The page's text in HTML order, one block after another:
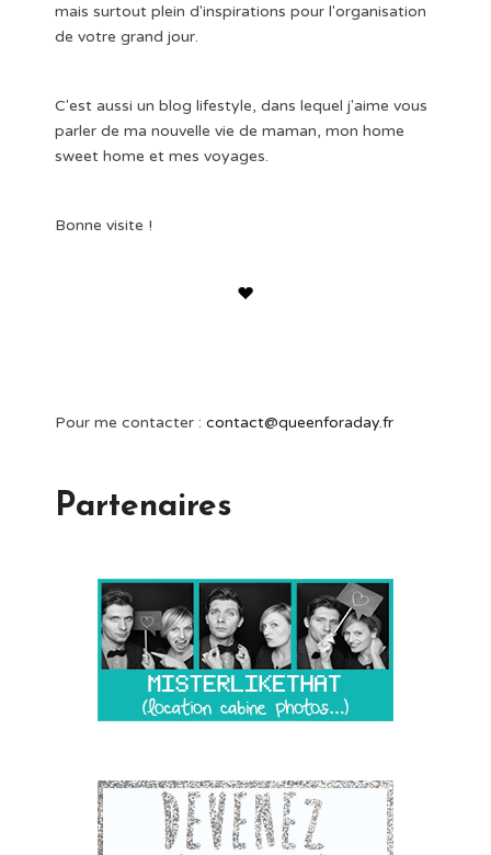
mais surtout plein d'inspirations pour l'organisation
de votre grand jour.
C'est aussi un blog lifestyle, dans lequel j'aime vous
parler de ma nouvelle vie de maman, mon home
sweet home et mes voyages.
Bonne visite !
Pour me contacter : contact@queenforaday.fr
Partenaires